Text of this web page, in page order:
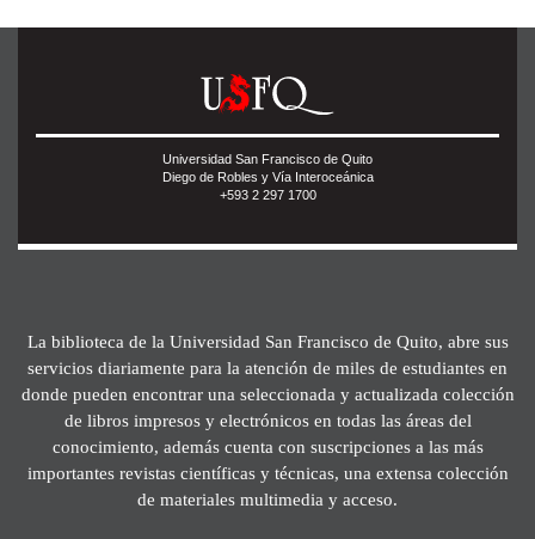
Universidad San Francisco de Quito
Diego de Robles y Vía Interoceánica
+593 2 297 1700
La biblioteca de la Universidad San Francisco de Quito, abre sus
servicios diariamente para la atención de miles de estudiantes en
donde pueden encontrar una seleccionada y actualizada colección
de libros impresos y electrónicos en todas las áreas del
conocimiento, además cuenta con suscripciones a las más
importantes revistas científicas y técnicas, una extensa colección
de materiales multimedia y acceso.